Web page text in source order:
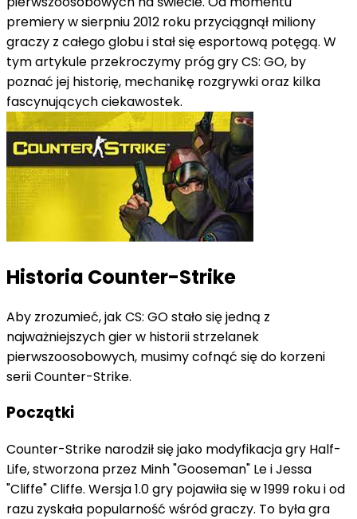
premiery w sierpniu 2012 roku przyciągnął miliony
graczy z całego globu i stał się esportową potęgą. W
tym artykule przekroczymy próg gry CS: GO, by
poznać jej historię, mechanikę rozgrywki oraz kilka
fascynujących ciekawostek.
Historia Counter-Strike
Aby zrozumieć, jak CS: GO stało się jedną z
najważniejszych gier w historii strzelanek
pierwszoosobowych, musimy cofnąć się do korzeni
serii Counter-Strike.
Początki
Counter-Strike narodził się jako modyfikacja gry Half-
Life, stworzona przez Minh "Gooseman" Le i Jessa
"Cliffe" Cliffe. Wersja 1.0 gry pojawiła się w 1999 roku i od
razu zyskała popularność wśród graczy. To była gra